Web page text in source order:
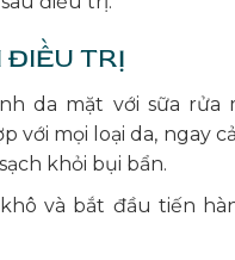
ĐIỀU TRỊ
da mặt với sữa rửa
với mọi loại da, ngay
khỏi bụi bẩn.
và bắt đầu tiến